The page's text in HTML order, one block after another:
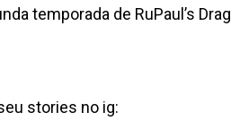
temporada de RuPaul’s Drag
stories no ig: